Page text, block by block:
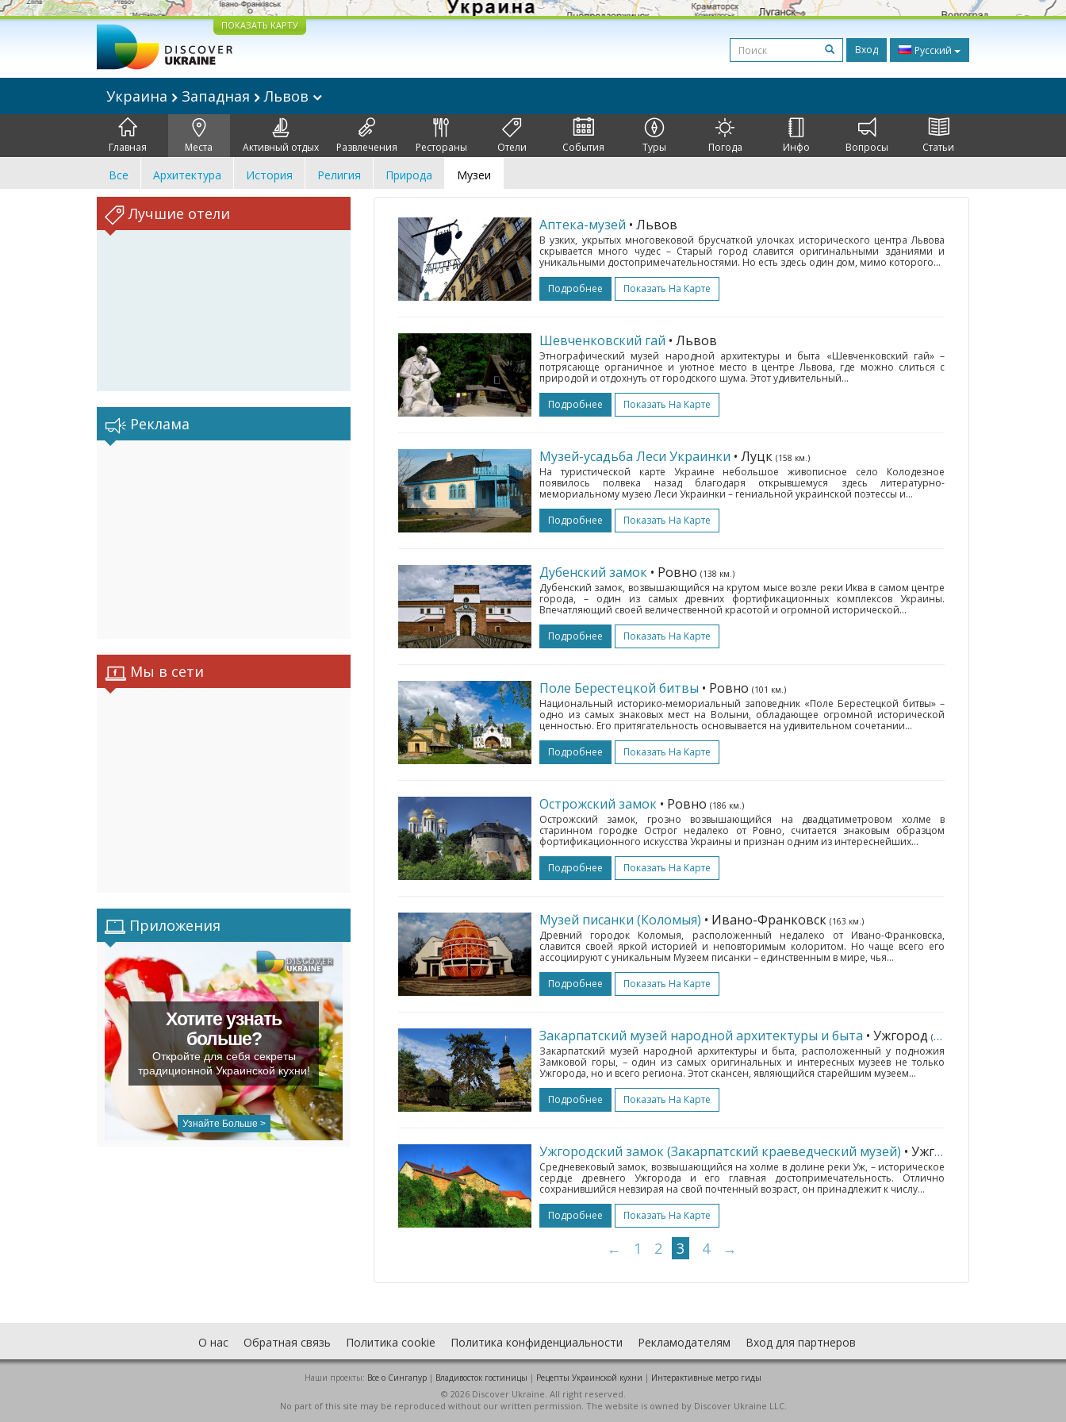
ПОКАЗАТЬ КАРТУ
Вход Русский
Украина Западная Львов
Главная Места Активный отдых Развлечения Рестораны Отели События Туры Погода Инфо Вопросы Статьи
Все Архитектура История Религия Природа Музеи
Лучшие отели
Реклама
Мы в сети
Приложения
Хотите узнать
больше?
Откройте для себя секреты
традиционной Украинской кухни!
Узнайте Больше >
Аптека-музей • Львов
В узких, укрытых многовековой брусчаткой улочках исторического центра Львова
скрывается много чудес – Старый город славится оригинальными зданиями и
уникальными достопримечательностями. Но есть здесь один дом, мимо которого...
Подробнее
Показать На Карте
Шевченковский гай • Львов
Этнографический музей народной архитектуры и быта «Шевченковский гай» –
потрясающе органичное и уютное место в центре Львова, где можно слиться с
природой и отдохнуть от городского шума. Этот удивительный...
Подробнее
Показать На Карте
Музей-усадьба Леси Украинки • Луцк (158 км.)
На туристической карте Украине небольшое живописное село Колодезное
появилось полвека назад благодаря открывшемуся здесь литературно-
мемориальному музею Леси Украинки – гениальной украинской поэтессы и...
Подробнее
Показать На Карте
Дубенский замок • Ровно (138 км.)
Дубенский замок, возвышающийся на крутом мысе возле реки Иква в самом центре
города, – один из самых древних фортификационных комплексов Украины.
Впечатляющий своей величественной красотой и огромной исторической...
Подробнее
Показать На Карте
Поле Берестецкой битвы • Ровно (101 км.)
Национальный историко-мемориальный заповедник «Поле Берестецкой битвы» –
одно из самых знаковых мест на Волыни, обладающее огромной исторической
ценностью. Его притягательность основывается на удивительном сочетании...
Подробнее
Показать На Карте
Острожский замок • Ровно (186 км.)
Острожский замок, грозно возвышающийся на двадцатиметровом холме в
старинном городке Острог недалеко от Ровно, считается знаковым образцом
фортификационного искусства Украины и признан одним из интереснейших...
Подробнее
Показать На Карте
Музей писанки (Коломыя) • Ивано-Франковск (163 км.)
Древний городок Коломыя, расположенный недалеко от Ивано-Франковска,
славится своей яркой историей и неповторимым колоритом. Но чаще всего его
ассоциируют с уникальным Музеем писанки – единственным в мире, чья...
Подробнее
Показать На Карте
Закарпатский музей народной архитектуры и быта • Ужгород (185 км.)
Закарпатский музей народной архитектуры и быта, расположенный у подножия
Замковой горы, – один из самых оригинальных и интересных музеев не только
Ужгорода, но и всего региона. Этот скансен, являющийся старейшим музеем...
Подробнее
Показать На Карте
Ужгородский замок (Закарпатский краеведческий музей) • Ужгород
Средневековый замок, возвышающийся на холме в долине реки Уж, – историческое
сердце древнего Ужгорода и его главная достопримечательность. Отлично
сохранившийся невзирая на свой почтенный возраст, он принадлежит к числу...
Подробнее
Показать На Карте
← 1 2 3 4 →
О нас Обратная связь Политика cookie Политика конфиденциальности Рекламодателям Вход для партнеров
Наши проекты: Все о Cингапур | Владивосток гостиницы | Рецепты Украинской кухни | Интерактивные метро гиды
© 2026 Discover Ukraine. All right reserved.
No part of this site may be reproduced without our written permission. The website is owned by Discover Ukraine LLC.